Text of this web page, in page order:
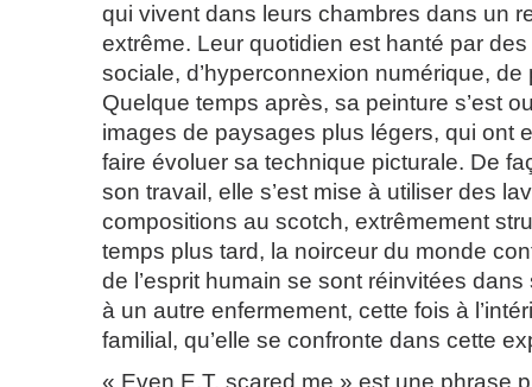
qui vivent dans leurs chambres dans un
extrême. Leur quotidien est hanté par des
sociale, d’hyperconnexion numérique,
Quelque temps après, sa peinture s’est
images de paysages plus légers, qui ont
faire évoluer sa technique picturale. De
son travail, elle s’est mise à utiliser des
compositions au scotch, extrêmement
temps plus tard, la noirceur du monde
de l’esprit humain se sont réinvitées dans
à un autre enfermement, cette fois à
familial, qu’elle se confronte dans cette
« Even E.T. scared me » est une phrase